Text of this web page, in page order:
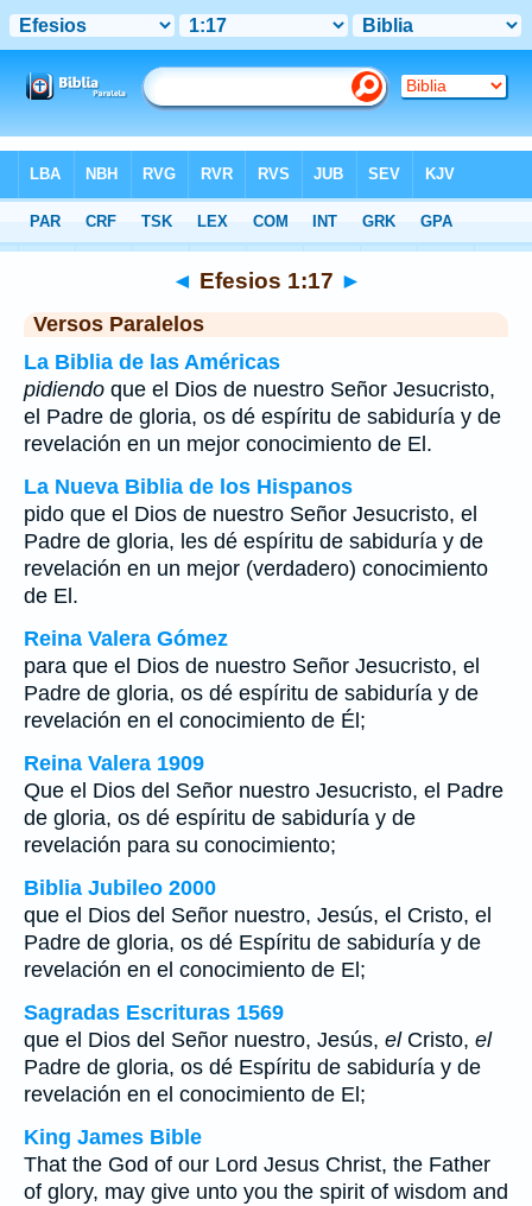
>Efesios Capítulo 1 > Verso 17
◄ Efesios 1:17 ►
Versos Paralelos
La Biblia de las Américas
pidiendo que el Dios de nuestro Señor Jesucristo,
el Padre de gloria, os dé espíritu de sabiduría y de
revelación en un mejor conocimiento de El.
La Nueva Biblia de los Hispanos
pido que el Dios de nuestro Señor Jesucristo, el
Padre de gloria, les dé espíritu de sabiduría y de
revelación en un mejor (verdadero) conocimiento
de El.
Reina Valera Gómez
para que el Dios de nuestro Señor Jesucristo, el
Padre de gloria, os dé espíritu de sabiduría y de
revelación en el conocimiento de Él;
Reina Valera 1909
Que el Dios del Señor nuestro Jesucristo, el Padre
de gloria, os dé espíritu de sabiduría y de
revelación para su conocimiento;
Biblia Jubileo 2000
que el Dios del Señor nuestro, Jesús, el Cristo, el
Padre de gloria, os dé Espíritu de sabiduría y de
revelación en el conocimiento de El;
Sagradas Escrituras 1569
que el Dios del Señor nuestro, Jesús, elCristo, el
Padre de gloria, os dé Espíritu de sabiduría y de
revelación en el conocimiento de El;
King James Bible
That the God of our Lord Jesus Christ, the Father
of glory, may give unto you the spirit of wisdom and